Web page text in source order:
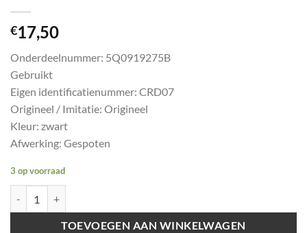
€17,50
Onderdeelnummer: 5Q0919275B
Gebruikt
Eigen identificatienummer: CRD07
Origineel / Imitatie: Origineel
Kleur: zwart
Afwerking: Gespoten
3 op voorraad
TOEVOEGEN AAN WINKELWAGEN